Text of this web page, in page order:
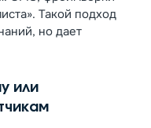
Такой подход
но дает
или